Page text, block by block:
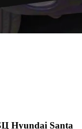
Hyundai Santa